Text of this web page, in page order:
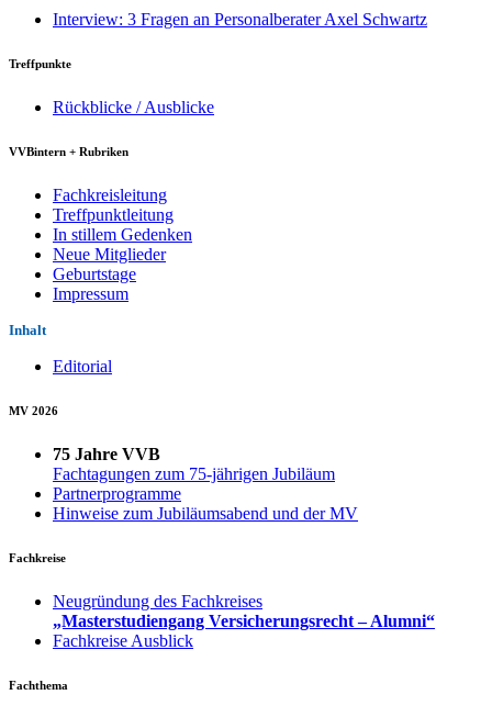
Interview: 3 Fragen an Personalberater Axel Schwartz
Treffpunkte
Rückblicke / Ausblicke
VVBintern + Rubriken
Fachkreisleitung
Treffpunktleitung
In stillem Gedenken
Neue Mitglieder
Geburtstage
Impressum
Inhalt
Editorial
MV 2026
75 Jahre VVB
Fachtagungen zum 75-jährigen Jubiläum
Partnerprogramme
Hinweise zum Jubiläumsabend und der MV
Fachkreise
Neugründung des Fachkreises
„Masterstudiengang Versicherungsrecht – Alumni“
Fachkreise Ausblick
Fachthema